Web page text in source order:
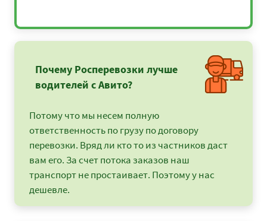
Почему Росперевозки лучше
водителей с Авито?
Потому что мы несем полную
ответственность по грузу по договору
перевозки. Вряд ли кто то из частников даст
вам его. За счет потока заказов наш
транспорт не простаивает. Поэтому у нас
дешевле.